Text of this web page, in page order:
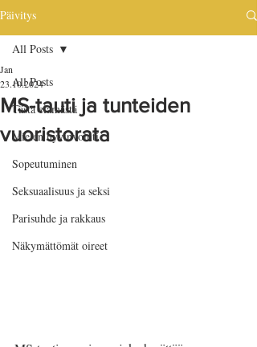
Päivitys
All Posts
Tästä elämästä
Mielen hyvinvointi
Sopeutuminen
Seksuaalisuus ja seksi
Parisuhde ja rakkaus
Näkymättömät oireet
All Posts
MS-tauti ja tunteiden
vuoristorata
Jan
23.10.2024